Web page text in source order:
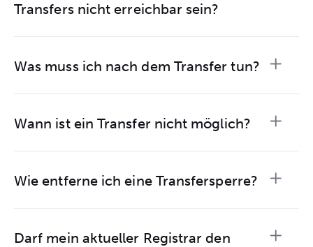
Transfers nicht erreichbar sein?
Was muss ich nach dem Transfer tun?
Wann ist ein Transfer nicht möglich?
Wie entferne ich eine Transfersperre?
Darf mein aktueller Registrar den